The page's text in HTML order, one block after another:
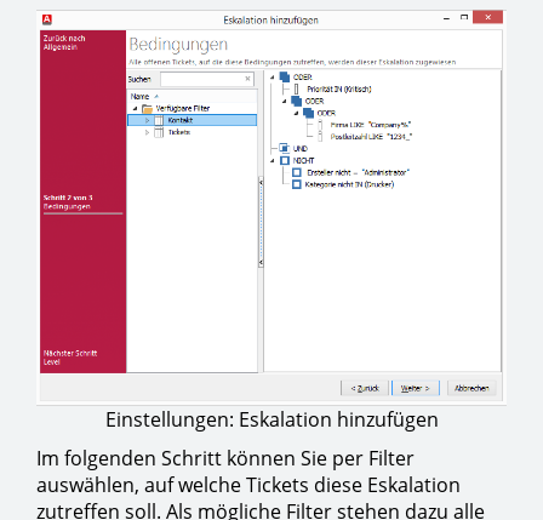
Einstellungen: Eskalation hinzufügen
Im folgenden Schritt können Sie per Filter
auswählen, auf welche Tickets diese Eskalation
zutreffen soll. Als mögliche Filter stehen dazu alle